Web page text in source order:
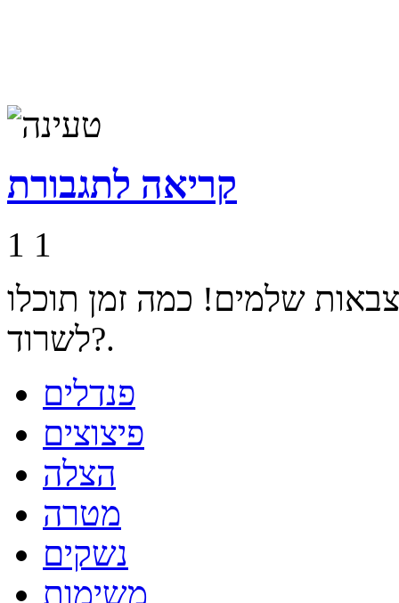
קריאה לתגבורת
1 1
שלמים! כמה זמן תוכלו
לשרוד?.
פנדלים
פיצוצים
הצלה
מטרה
נשקים
משימות